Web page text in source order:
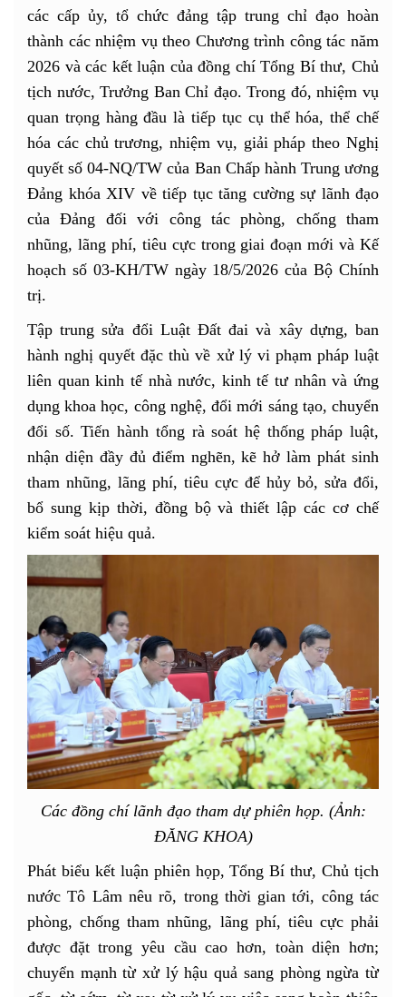
các cấp ủy, tổ chức đảng tập trung chỉ đạo hoàn
thành các nhiệm vụ theo Chương trình công tác năm
2026 và các kết luận của đồng chí Tổng Bí thư, Chủ
tịch nước, Trưởng Ban Chỉ đạo. Trong đó, nhiệm vụ
quan trọng hàng đầu là tiếp tục cụ thể hóa, thể chế
hóa các chủ trương, nhiệm vụ, giải pháp theo Nghị
quyết số 04-NQ/TW của Ban Chấp hành Trung ương
Đảng khóa XIV về tiếp tục tăng cường sự lãnh đạo
của Đảng đối với công tác phòng, chống tham
nhũng, lãng phí, tiêu cực trong giai đoạn mới và Kế
hoạch số 03-KH/TW ngày 18/5/2026 của Bộ Chính
trị.
Tập trung sửa đổi Luật Đất đai và xây dựng, ban
hành nghị quyết đặc thù về xử lý vi phạm pháp luật
liên quan kinh tế nhà nước, kinh tế tư nhân và ứng
dụng khoa học, công nghệ, đổi mới sáng tạo, chuyển
đổi số. Tiến hành tổng rà soát hệ thống pháp luật,
nhận diện đầy đủ điểm nghẽn, kẽ hở làm phát sinh
tham nhũng, lãng phí, tiêu cực để hủy bỏ, sửa đổi,
bổ sung kịp thời, đồng bộ và thiết lập các cơ chế
kiểm soát hiệu quả.
Các đồng chí lãnh đạo tham dự phiên họp. (Ảnh:
ĐĂNG KHOA)
Phát biểu kết luận phiên họp, Tổng Bí thư, Chủ tịch
nước Tô Lâm nêu rõ, trong thời gian tới, công tác
phòng, chống tham nhũng, lãng phí, tiêu cực phải
được đặt trong yêu cầu cao hơn, toàn diện hơn;
chuyển mạnh từ xử lý hậu quả sang phòng ngừa từ